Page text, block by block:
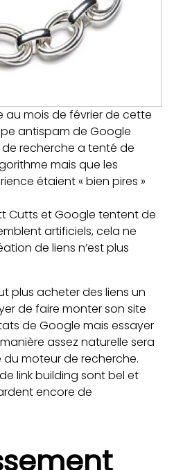
au mois de février de cette
antispam de Google
recherche a tenté de
mais que les
étaient « bien pires »
Cutts et Google tentent de
artificiels, cela ne
de liens n’est plus
plus acheter des liens un
de faire monter son site
de Google mais essayer
assez naturelle sera
moteur de recherche.
link building sont bel et
encore de